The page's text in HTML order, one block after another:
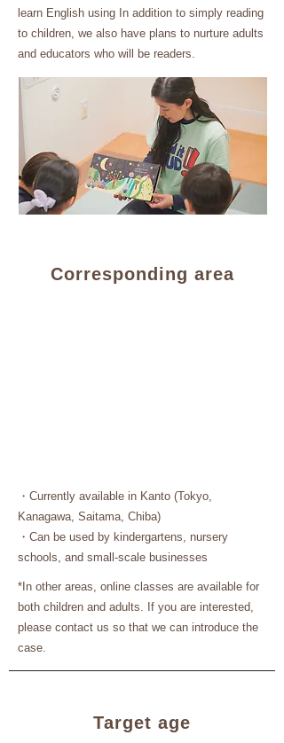
learn English using In addition to simply reading
to children, we also have plans to nurture adults
and educators who will be readers.
Corresponding area
・Currently available in Kanto (Tokyo,
Kanagawa, Saitama, Chiba)
​・Can be used by kindergartens, nursery
schools, and small-scale businesses
*In other areas, online classes are available for
both children and adults. If you are interested,
please contact us so that we can introduce the
case.
Target age